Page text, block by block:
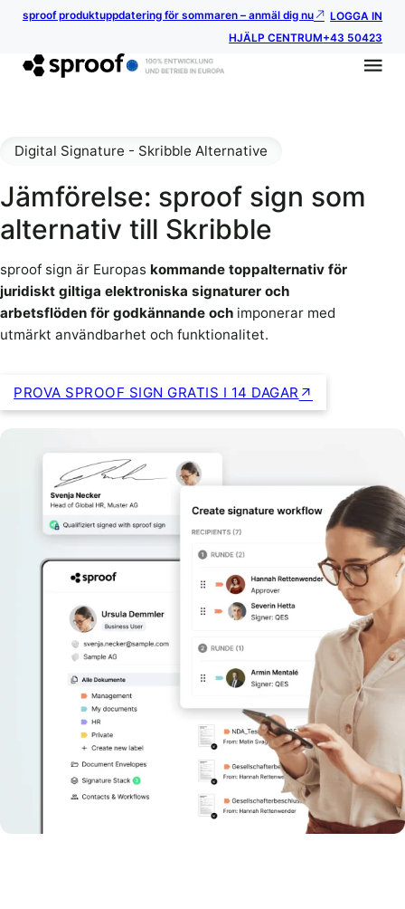
sproof produktuppdatering för sommaren – anmäl dig nu
LOGGA IN
HJÄLP CENTRUM+43 50423
Jämförelse: sproof sign som
alternativ till Skribble
Digital Signature - Skribble Alternative
sproof sign är Europas kommande toppalternativ för
juridiskt giltiga elektroniska signaturer och
arbetsflöden för godkännande och imponerar med
utmärkt användbarhet och funktionalitet.
PROVA SPROOF SIGN GRATIS I 14 DAGAR